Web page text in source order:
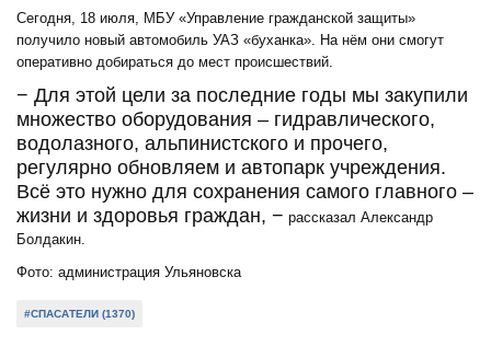
Сегодня, 18 июля, МБУ «Управление гражданской защиты»
получило новый автомобиль УАЗ «буханка». На нём они смогут
оперативно добираться до мест происшествий.
− Для этой цели за последние годы мы закупили
множество оборудования – гидравлического,
водолазного, альпинистского и прочего,
регулярно обновляем и автопарк учреждения.
Всё это нужно для сохранения самого главного –
жизни и здоровья граждан, − рассказал Александр
Болдакин.
Фото: администрация Ульяновска
#СПАСАТЕЛИ (1370)